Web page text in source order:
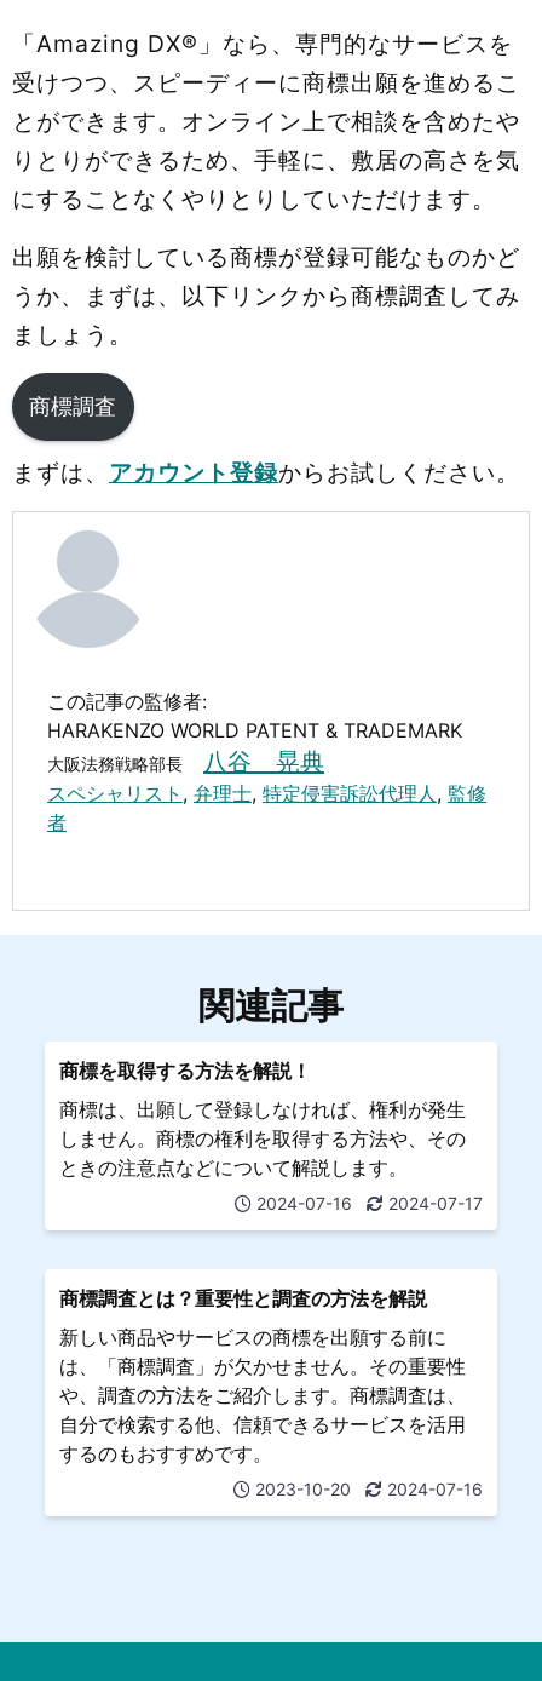
「Amazing DX®」なら、専門的なサービスを
受けつつ、スピーディーに商標出願を進めるこ
とができます。オンライン上で相談を含めたや
りとりができるため、手軽に、敷居の高さを気
にすることなくやりとりしていただけます。
出願を検討している商標が登録可能なものかど
うか、まずは、以下リンクから商標調査してみ
ましょう。
商標調査
まずは、 アカウント登録からお試しください。
この記事の監修者:
HARAKENZO WORLD PATENT & TRADEMARK
大阪法務戦略部長 八谷 晃典
スペシャリスト , 弁理士, 特定侵害訴訟代理人 , 監修
者
関連記事
商標を取得する方法を解説！
商標は、出願して登録しなければ、権利が発生
しません。商標の権利を取得する方法や、その
ときの注意点などについて解説します。
2024-07-16 2024-07-17
商標調査とは？重要性と調査の方法を解説
新しい商品やサービスの商標を出願する前に
は、「商標調査」が欠かせません。その重要性
や、調査の方法をご紹介します。商標調査は、
自分で検索する他、信頼できるサービスを活用
するのもおすすめです。
2023-10-20 2024-07-16